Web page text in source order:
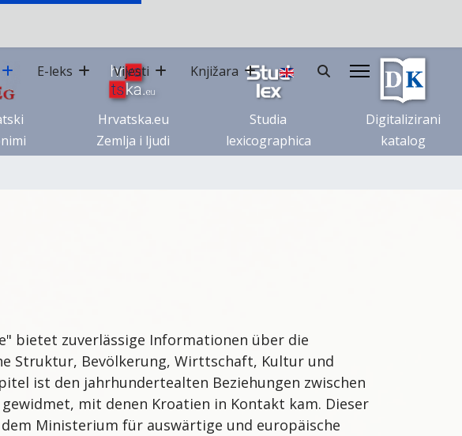
E-leks Vijesti Knjižara
Hrvatska.eu
Zemlja i ljudi
Studia
lexicographica
Digitalizirani
katalog
bietet zuverlässige Informationen über die
Struktur, Bevölkerung, Wirttschaft, Kultur und
ist den jahrhundertealten Beziehungen zwischen
mit denen Kroatien in Kontakt kam. Dieser
Ministerium für auswärtige und europäische